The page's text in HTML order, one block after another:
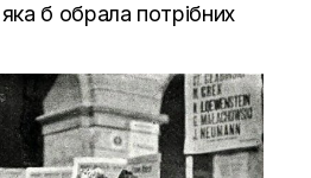
яка б обрала потрібних